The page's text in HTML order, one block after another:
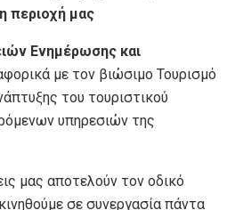
περιοχή μας
Ενημέρωσης και
με τον βιώσιμο Τουρισμό
του τουριστικού
υπηρεσιών της
μας αποτελούν τον οδικό
σε συνεργασία πάντα